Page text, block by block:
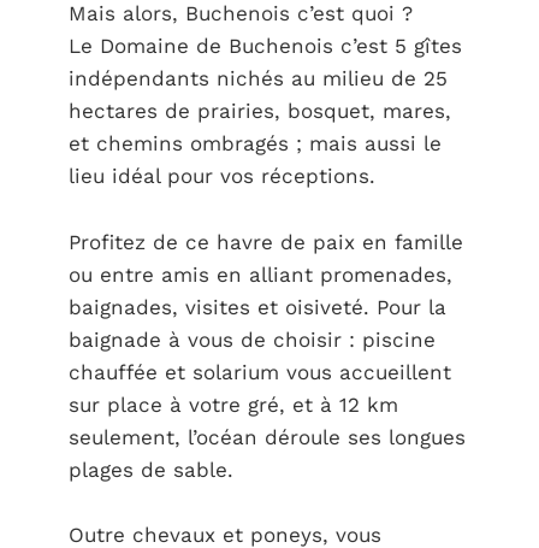
Mais alors, Buchenois c’est quoi ?
Le Domaine de Buchenois c’est 5 gîtes
indépendants nichés au milieu de 25
hectares de prairies, bosquet, mares,
et chemins ombragés ; mais aussi le
lieu idéal pour vos réceptions.
Profitez de ce havre de paix en famille
ou entre amis en alliant promenades,
baignades, visites et oisiveté. Pour la
baignade à vous de choisir : piscine
chauffée et solarium vous accueillent
sur place à votre gré, et à 12 km
seulement, l’océan déroule ses longues
plages de sable.
Outre chevaux et poneys, vous